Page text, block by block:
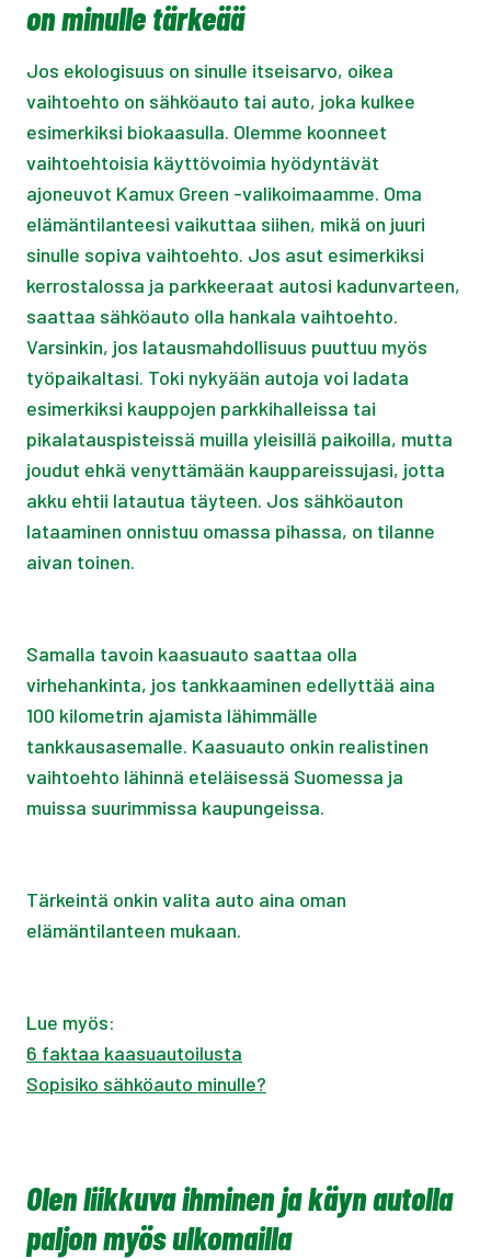
on minulle tärkeää
Jos ekologisuus on sinulle itseisarvo, oikea
vaihtoehto on sähköauto tai auto, joka kulkee
esimerkiksi biokaasulla. Olemme koonneet
vaihtoehtoisia käyttövoimia hyödyntävät
ajoneuvot Kamux Green -valikoimaamme. Oma
elämäntilanteesi vaikuttaa siihen, mikä on juuri
sinulle sopiva vaihtoehto. Jos asut esimerkiksi
kerrostalossa ja parkkeeraat autosi kadunvarteen,
saattaa sähköauto olla hankala vaihtoehto.
Varsinkin, jos latausmahdollisuus puuttuu myös
työpaikaltasi. Toki nykyään autoja voi ladata
esimerkiksi kauppojen parkkihalleissa tai
pikalatauspisteissä muilla yleisillä paikoilla, mutta
joudut ehkä venyttämään kauppareissujasi, jotta
akku ehtii latautua täyteen. Jos sähköauton
lataaminen onnistuu omassa pihassa, on tilanne
aivan toinen.
Samalla tavoin kaasuauto saattaa olla
virhehankinta, jos tankkaaminen edellyttää aina
100 kilometrin ajamista lähimmälle
tankkausasemalle. Kaasuauto onkin realistinen
vaihtoehto lähinnä eteläisessä Suomessa ja
muissa suurimmissa kaupungeissa.
Tärkeintä onkin valita auto aina oman
elämäntilanteen mukaan.
Lue myös:
6 faktaa kaasuautoilusta
Sopisiko sähköauto minulle?
Olen liikkuva ihminen ja käyn autolla
paljon myös ulkomailla